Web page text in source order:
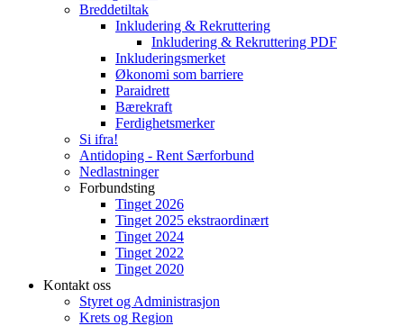
Breddetiltak
Inkludering & Rekruttering
Inkludering & Rekruttering PDF
Inkluderingsmerket
Økonomi som barriere
Paraidrett
Bærekraft
Ferdighetsmerker
Si ifra!
Antidoping - Rent Særforbund
Nedlastninger
Forbundsting
Tinget 2026
Tinget 2025 ekstraordinært
Tinget 2024
Tinget 2022
Tinget 2020
Kontakt oss
Styret og Administrasjon
Krets og Region